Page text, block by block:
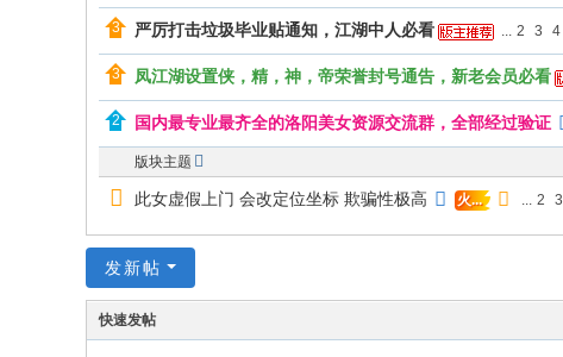
严厉打击垃圾毕业贴通知，江湖中人必看 ... 2 3 4
凤江湖设置侠，精，神，帝荣誉封号通告，新老会员必看
国内最专业最齐全的洛阳美女资源交流群，全部经过验证
版块主题
此女虚假上门 会改定位坐标 欺骗性极高 火... ... 2 3
发新帖
快速发帖